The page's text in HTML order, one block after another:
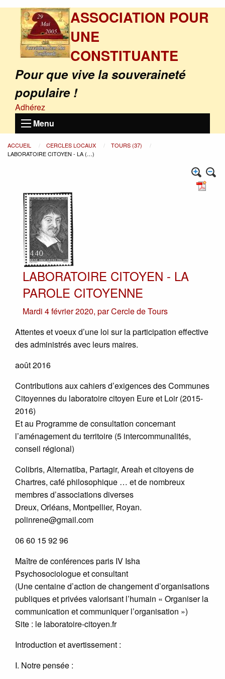
ASSOCIATION POUR
UNE
CONSTITUANTE
Pour que vive la souveraineté
populaire !
Adhérez
Menu
ACCUEIL CERCLES LOCAUX
TOURS (37)
LABORATOIRE CITOYEN - LA (…)
LABORATOIRE CITOYEN - LA
PAROLE CITOYENNE
Mardi 4 février 2020, parCercle de Tours
Attentes et voeux d’une loi sur la participation effective
des administrés avec leurs maires.
août 2016
Contributions aux cahiers d’exigences des Communes
Citoyennes du laboratoire citoyen Eure et Loir (2015-
2016)
Et au Programme de consultation concernant
l’aménagement du territoire (5 intercommunalités,
conseil régional)
Colibris, Alternatiba, Partagir, Areah et citoyens de
Chartres, café philosophique … et de nombreux
membres d’associations diverses
Dreux, Orléans, Montpellier, Royan.
polinrene@gmail.com
06 60 15 92 96
Maître de conférences paris IV Isha
Psychosociologue et consultant
(Une centaine d’action de changement d’organisations
publiques et privées valorisant l’humain « Organiser la
communication et communiquer l’organisation »)
Site : le laboratoire-citoyen.fr
Introduction et avertissement :
I. Notre pensée :